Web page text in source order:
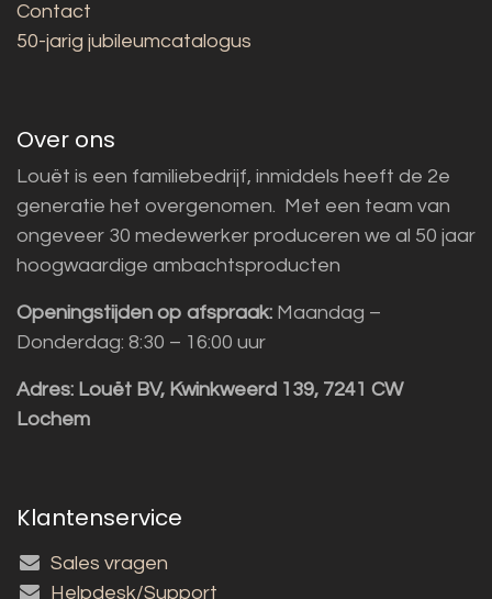
Contact
50-jarig jubileumcatalogus
Over ons
Louët is een familiebedrijf, inmiddels heeft de 2e
generatie het overgenomen. Met een team van
ongeveer 30 medewerker produceren we al 50 jaar
hoogwaardige ambachtsproducten
Openingstijden op afspraak: Maandag –
Donderdag: 8:30 – 16:00 uur
Adres: Louët BV, Kwinkweerd 139, 7241 CW
Lochem
Klantenservice
Sales vragen
Helpdesk/Support